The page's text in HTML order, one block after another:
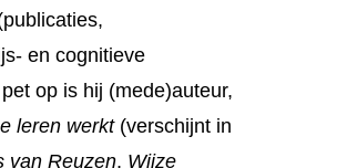
en cognitieve
op is hij (mede)auteur,
leren werkt(verschijnt in
van Reuzen, Wijze